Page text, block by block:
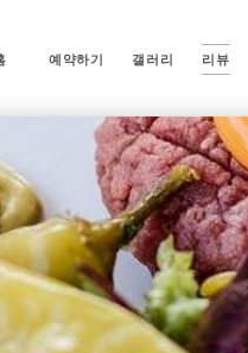
예약하기 갤러리 리뷰